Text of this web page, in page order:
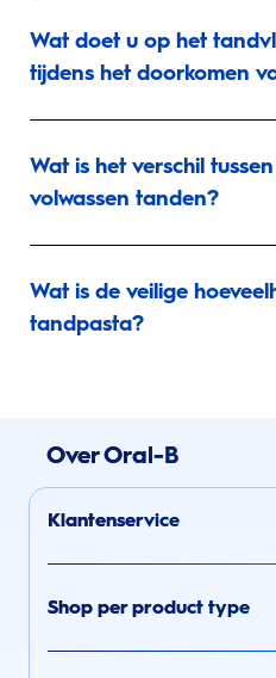
Wat doet u op het
tijdens het doorkomen
Wat is het verschil
volwassen tanden?
Wat is de veilige
tandpasta?
Over Oral-B
Klantenservice
Shop per product type